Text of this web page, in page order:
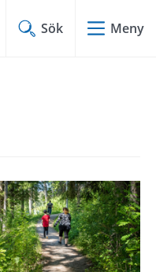
Sök Meny